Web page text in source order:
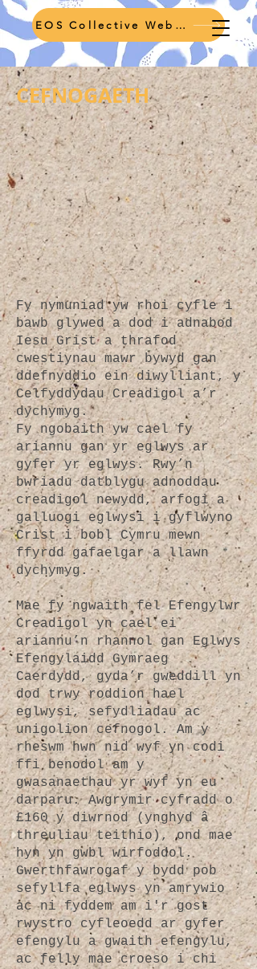
EOS Collective Webpage
CEFNOGAETH
Fy nymuniad yw rhoi cyfle i
bawb glywed a dod i adnabod
Iesu Grist a thrafod
cwestiynau mawr bywyd gan
ddefnyddio ein diwylliant, y
Celfyddydau Creadigol a’r
dychymyg.
Fy ngobaith yw cael fy
ariannu gan yr eglwys ar
gyfer yr eglwys. Rwy’n
bwriadu datblygu adnoddau
creadigol newydd, arfogi a
galluogi eglwysi i gyflwyno
Crist i bobl Cymru mewn
ffyrdd gafaelgar a llawn
dychymyg.
Mae fy ngwaith fel Efengylwr
Creadigol yn cael ei
ariannu’n rhannol gan Eglwys
Efengylaidd Gymraeg
Caerdydd, gyda’r gweddill yn
dod trwy roddion hael
eglwysi, sefydliadau ac
unigolion cefnogol. Am y
rheswm hwn nid wyf yn codi
ffi benodol am y
gwasanaethau yr wyf yn eu
darparu. Awgrymir cyfradd o
£160 y diwrnod (ynghyd â
threuliau teithio), ond mae
hyn yn gwbl wirfoddol.
Gwerthfawrogaf y bydd pob
sefyllfa eglwys yn amrywio
ac ni fyddem am i'r gost
rwystro cyfleoedd ar gyfer
efengylu a gwaith efengylu,
ac felly mae croeso i chi